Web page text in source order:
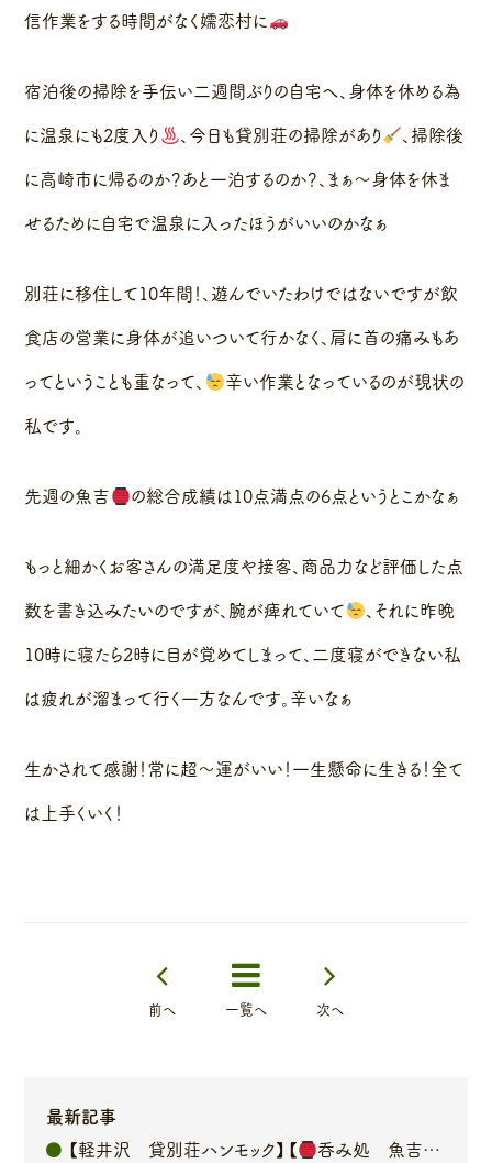
信作業をする時間がなく嬬恋村に
宿泊後の掃除を手伝い二週間ぶりの自宅へ、身体を休める為
に温泉にも2度入り
、今日も貸別荘の掃除があり
、掃除後
に高崎市に帰るのか？あと一泊するのか？、まぁ〜身体を休ま
せるために自宅で温泉に入ったほうがいいのかなぁ
別荘に移住して10年間！、遊んでいたわけではないですが飲
食店の営業に身体が追いついて行かなく、肩に首の痛みもあ
ってということも重なって、
辛い作業となっているのが現状の
私です。
先週の魚吉 の総合成績は10点満点の6点というとこかなぁ
もっと細かくお客さんの満足度や接客、商品力など評価した点
数を書き込みたいのですが、腕が痺れていて
、それに昨晩
10時に寝たら2時に目が覚めてしまって、二度寝ができない私
は疲れが溜まって行く一方なんです。辛いなぁ
生かされて感謝！常に超〜運がいい！一生懸命に生きる！全て
は上手くいく！
前へ 一覧へ 次へ
最新記事
【軽井沢 貸別荘ハンモック】【
呑み処 魚吉】オーナーブログ